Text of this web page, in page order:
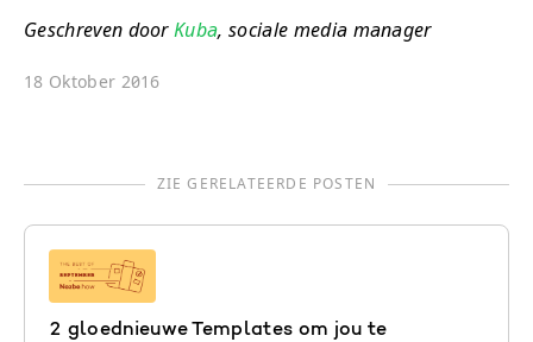
Geschreven doorKuba, sociale media manager
18 Oktober 2016
ZIE GERELATEERDE POSTEN
2 gloednieuwe Templates om jou te